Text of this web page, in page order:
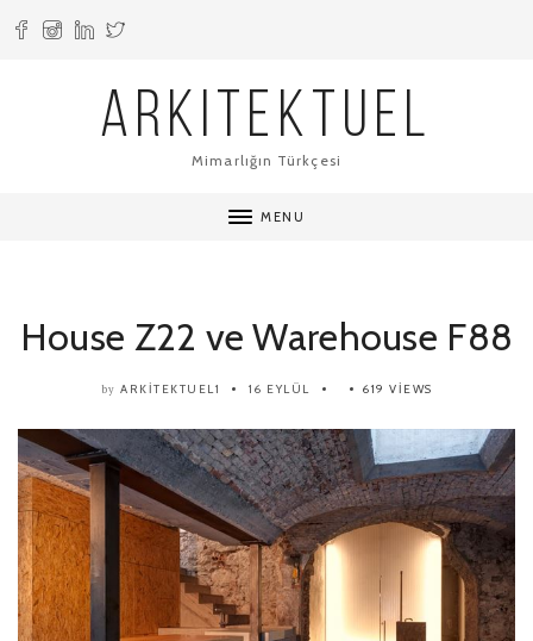
ARKITEKTUEL
Mimarlığın Türkçesi
MENU
House Z22 ve Warehouse F88
by ARKITEKTUEL1 16 EYLÜL 619 VIEWS